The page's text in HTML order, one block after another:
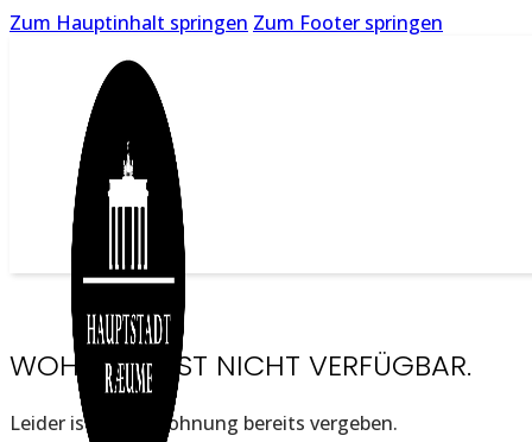
Zum Hauptinhalt springen Zum Footer springen
WOHNUNG IST NICHT VERFÜGBAR.
Leider ist diese Wohnung bereits vergeben.